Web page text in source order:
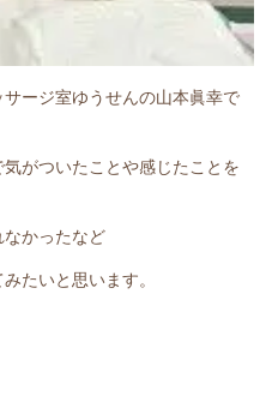
ージ室ゆうせんの山本眞幸で
がついたことや感じたことを
かったなど
たいと思います。